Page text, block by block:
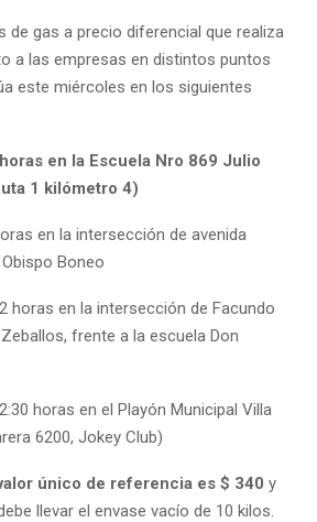
de gas a precio diferencial que realiza
a las empresas en distintos puntos
este miércoles en los siguientes
en la Escuela Nro 869 Julio
1 kilómetro 4)
en la intersección de avenida
Boneo
en la intersección de Facundo
frente a la escuela Don
horas en el Playón Municipal Villa
6200, Jokey Club)
único de referencia es $ 340 y
llevar el envase vacío de 10 kilos.